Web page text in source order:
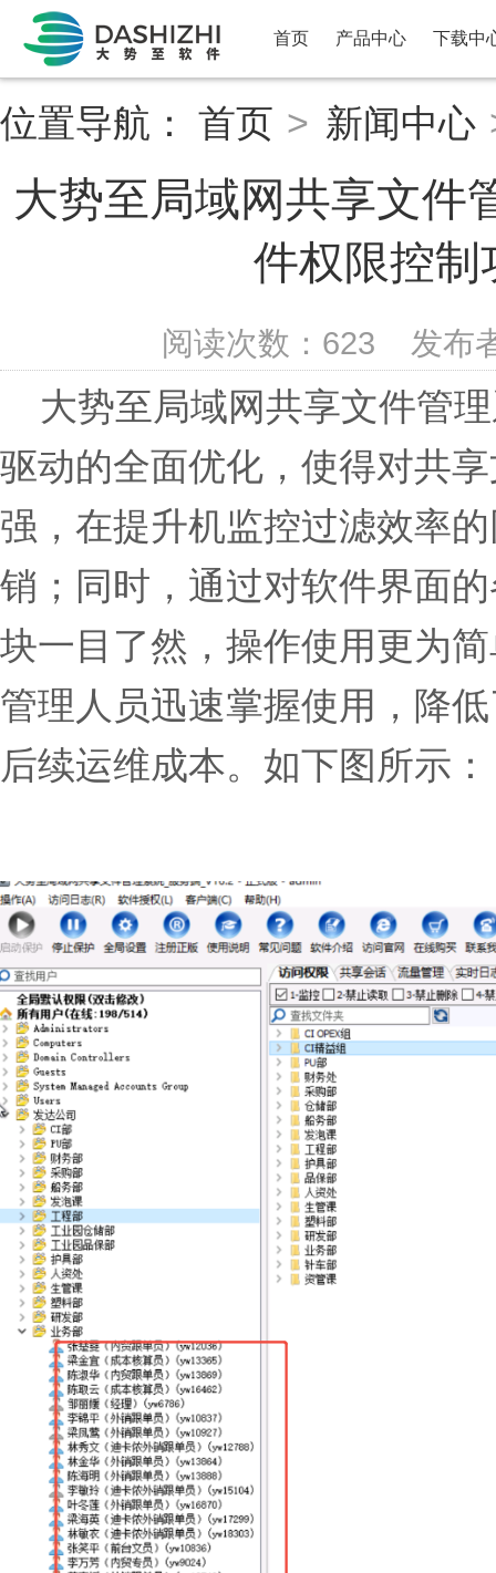
首页 产品中心 下载中
位置导航： 首页 > 新闻中心
大势至局域网共享文件
件权限控制
阅读次数： 623 发布
大势至局域网共享文件管
驱动的全面优化，使得对共
强，在提升机监控过滤效率
销；同时，通过对软件界面
块一目了然，操作使用更为
管理人员迅速掌握使用，降
后续运维成本。如下图所示：